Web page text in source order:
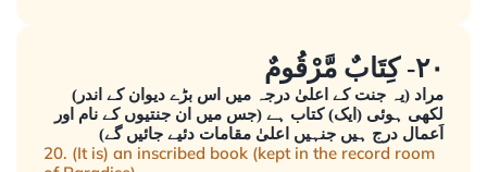
٢٠- كِتَابٌ مَّرْقُومٌ
مراد (یہ جنت کے اعلیٰ درجہ میں اس بڑے دیوان کے اندر)
لکھی ہوئی (ایک) کتاب ہے (جس میں ان جنتیوں کے نام اور
اَعمال درج ہیں جنہیں اعلیٰ مقامات دئیے جائیں گے)
20. (It is) an inscribed book (kept in the record room